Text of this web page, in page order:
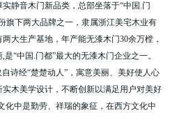
音木门新品类，总部坐落于“中国.门
旗下两大品牌之一，隶属浙江美宅木业有
大生产基地，年产能无漆木门30余万樘，
“中国.门都”最大的无漆木门企业之一。
诗经“楚楚动人”，寓意美丽、美好使人心
木美学设计，不断创新以满足用户对美好
化中是勤劳、祥瑞的象征，在西方文化中